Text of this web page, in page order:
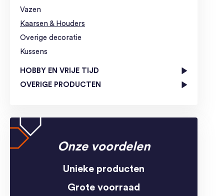
Vazen
Kaarsen & Houders
Overige decoratie
Kussens
HOBBY EN VRIJE TIJD
OVERIGE PRODUCTEN
Onze voordelen
Unieke producten
Grote voorraad